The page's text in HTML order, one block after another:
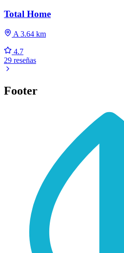
Total Home
A 3.64 km
4.7
29 reseñas
Footer